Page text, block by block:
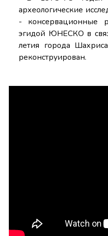
археологические
- консервационные
эгидой ЮНЕСКО в
летия города
реконструирован.